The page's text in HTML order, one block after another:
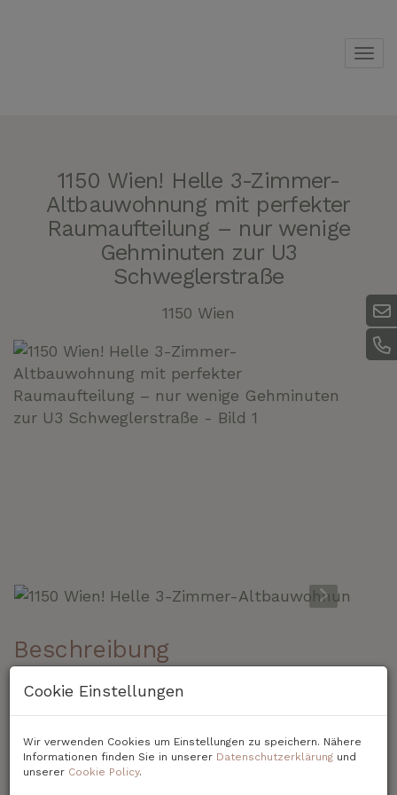
1150 Wien! Helle 3-Zimmer-
Altbauwohnung mit perfekter
Raumaufteilung – nur wenige
Gehminuten zur U3
Schweglerstraße
1150 Wien
Beschreibung
1150 Wien! Helle 3-Zimmer-Altbauwohnung
mit perfekter Raumaufteilung – nur wenige
Gehminuten zur U3 Schweglerstraße
Im beliebten Nibelungenviertel, in
Cookie Einstellungen
Wir verwenden Cookies um Einstellungen zu speichern. Nähere
Informationen finden Sie in unserer Datenschutzerklärung und
unserer Cookie Policy.